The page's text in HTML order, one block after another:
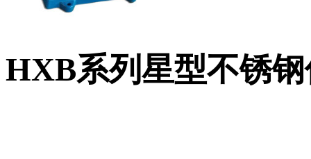
HXB系列星型不锈